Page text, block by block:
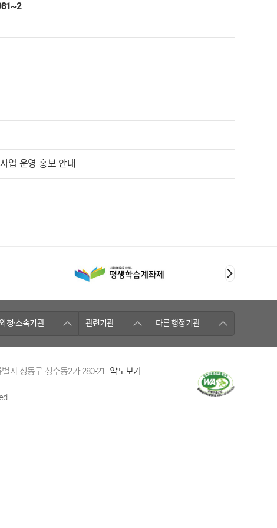
업 운영 홍보 안내
청·소속기관 관련기관 다른 행정기관
시 성동구 성수동2가 280-21
약도보기